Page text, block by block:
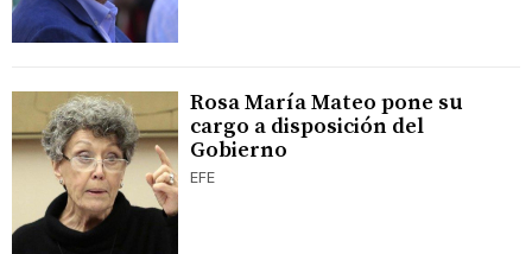
Rosa María Mateo pone su
cargo a disposición del
Gobierno
EFE